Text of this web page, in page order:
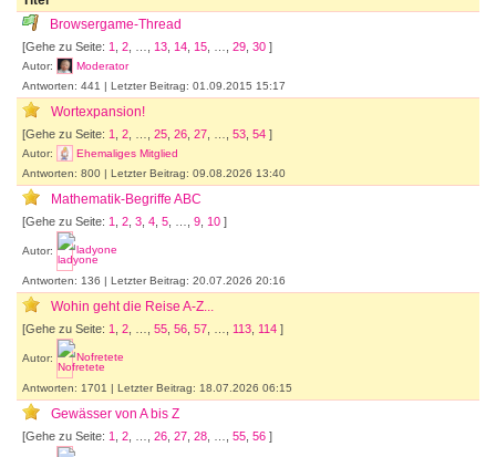
Browsergame-Thread
[Gehe zu Seite: 1 2 13 14 15 29 30 ]
Autor:
Moderator
Antworten: 441 | Letzter Beitrag: 01.09.2015 15:17
Wortexpansion!
[Gehe zu Seite: 1 2 25 26 27 53 54 ]
Autor:
Ehemaliges Mitglied
Antworten: 800 | Letzter Beitrag: 09.08.2026 13:40
Mathematik-Begriffe ABC
[Gehe zu Seite: 1 2 3 4 5 9 10 ]
Autor: ladyone
Antworten: 136 | Letzter Beitrag: 20.07.2026 20:16
Wohin geht die Reise A-Z...
[Gehe zu Seite: 1 2 55 56 57 113 114 ]
Autor: Nofretete
Antworten: 1701 | Letzter Beitrag: 18.07.2026 06:15
Gewässer von A bis Z
[Gehe zu Seite: 1 2 26 27 28 55 56 ]